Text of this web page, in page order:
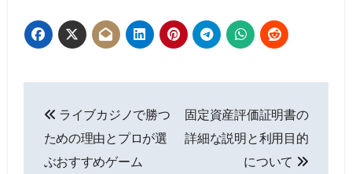
稿
ナ
ライブカジノで勝つ
ための理由とプロが選
ぶおすすめゲーム
固定資産評価証明書の
詳細な説明と利用目的
について